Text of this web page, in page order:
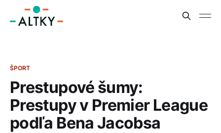
ŠPORT
Prestupové šumy:
Prestupy v Premier League
podľa Bena Jacobsa